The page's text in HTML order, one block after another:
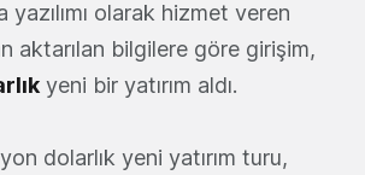
yazılımı olarak hizmet veren
aktarılan bilgilere göre girişim,
yeni bir yatırım aldı.
dolarlık yeni yatırım turu,